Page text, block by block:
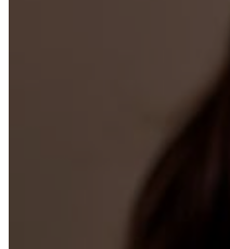
Лечение зависимостей